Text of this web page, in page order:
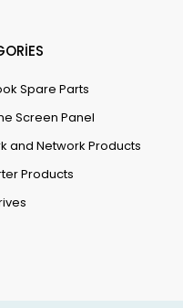
Spare Parts
Screen Panel
and Network Products
Products